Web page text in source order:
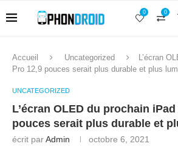
0
0
Accueil Uncategorized
L’écran
Pro 12,9 pouces serait plus durable et plus
UNCATEGORIZED
L’écran OLED du prochain
pouces serait plus durable et
écrit parAdmin octobre 6, 2021